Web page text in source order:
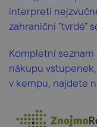
interpreti
zahraniční "tvrdé"
Kompletní
nákupu
v kempu, najdete